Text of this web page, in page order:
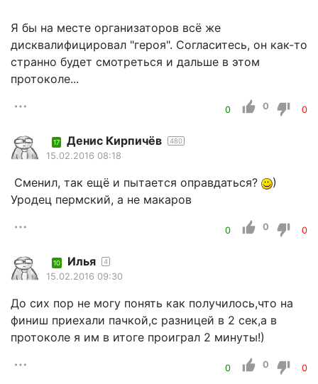
Я бы на месте организаторов всё же
дисквалифицировал "героя". Согласитесь, он как-то
странно будет смотреться и дальше в этом
протоколе...
0 0 0
17 Денис Кирпичёв 480
15.02.2016 08:18
Сменил, так ещё и пытается оправдаться?
)
Уродец пермский, а не макаров
0 0 0
10 Илья 4
15.02.2016 09:30
До сих пор не могу понять как получилось,что на
финиш приехали пачкой,с разницей в 2 сек,а в
протоколе я им в итоге проиграл 2 минуты!)
0 0 0